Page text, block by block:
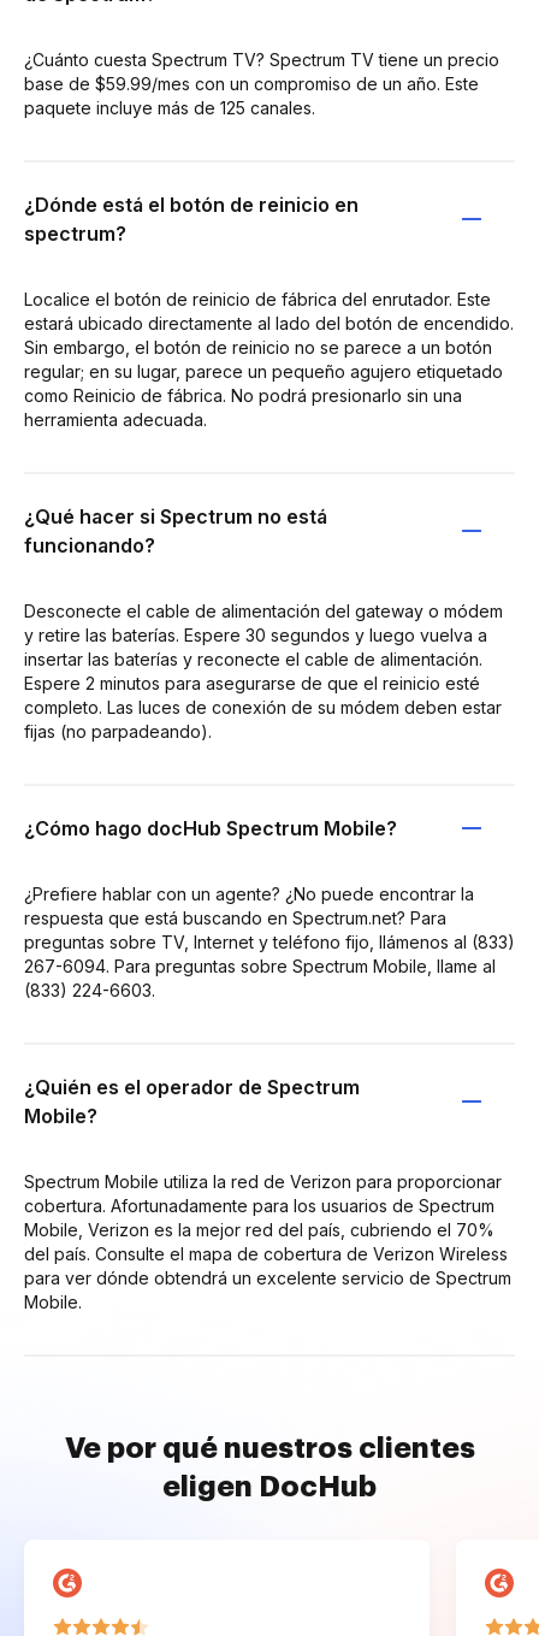
¿Cuánto cuesta Spectrum TV? Spectrum TV tiene un precio
base de $59.99/mes con un compromiso de un año. Este
paquete incluye más de 125 canales.
¿Dónde está el botón de reinicio en
spectrum?
Localice el botón de reinicio de fábrica del enrutador. Este
estará ubicado directamente al lado del botón de encendido.
Sin embargo, el botón de reinicio no se parece a un botón
regular; en su lugar, parece un pequeño agujero etiquetado
como Reinicio de fábrica. No podrá presionarlo sin una
herramienta adecuada.
¿Qué hacer si Spectrum no está
funcionando?
Desconecte el cable de alimentación del gateway o módem
y retire las baterías. Espere 30 segundos y luego vuelva a
insertar las baterías y reconecte el cable de alimentación.
Espere 2 minutos para asegurarse de que el reinicio esté
completo. Las luces de conexión de su módem deben estar
fijas (no parpadeando).
¿Cómo hago docHub Spectrum Mobile?
¿Prefiere hablar con un agente? ¿No puede encontrar la
respuesta que está buscando en Spectrum.net? Para
preguntas sobre TV, Internet y teléfono fijo, llámenos al (833)
267-6094. Para preguntas sobre Spectrum Mobile, llame al
(833) 224-6603.
¿Quién es el operador de Spectrum
Mobile?
Spectrum Mobile utiliza la red de Verizon para proporcionar
cobertura. Afortunadamente para los usuarios de Spectrum
Mobile, Verizon es la mejor red del país, cubriendo el 70%
del país. Consulte el mapa de cobertura de Verizon Wireless
para ver dónde obtendrá un excelente servicio de Spectrum
Mobile.
Ve por qué nuestros clientes
eligen DocHub